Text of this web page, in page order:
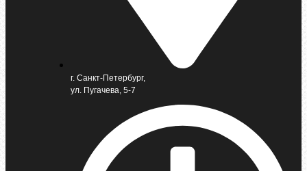
г. Санкт-Петербург,
ул. Пугачева, 5-7